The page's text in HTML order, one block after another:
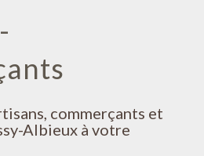
commerçants et
Albieux à votre